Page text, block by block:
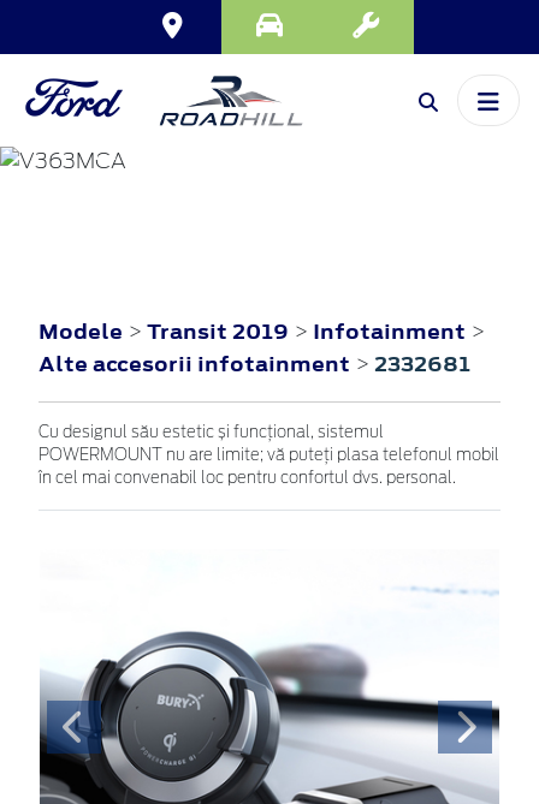
TRANSIT
Modele > Transit 2019 > Infotainment >
Alte accesorii infotainment > 2332681
Cu designul său estetic și funcțional, sistemul
POWERMOUNT nu are limite; vă puteți plasa telefonul mobil
în cel mai convenabil loc pentru confortul dvs. personal.